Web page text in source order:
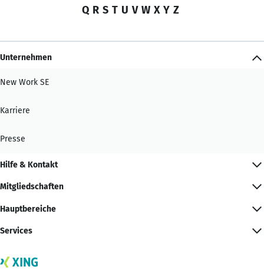
Q R S T U V W X Y Z
Unternehmen
New Work SE
Karriere
Presse
Hilfe & Kontakt
Mitgliedschaften
Hauptbereiche
Services